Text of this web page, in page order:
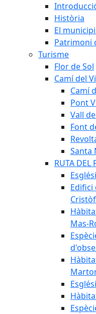
Història
El
Patrimoni
Turisme
Flor de Sol
Camí del
Camí
Pont
Vall
Font
Santa
RUTA DEL
Edifici
Mas-